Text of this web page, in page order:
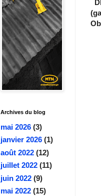
Archives du blog
mai 2026 (3)
janvier 2026 (1)
août 2022 (12)
juillet 2022 (11)
juin 2022 (9)
mai 2022 (15)